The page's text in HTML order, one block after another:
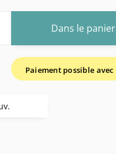
Dans le panier
Paiement possible avec